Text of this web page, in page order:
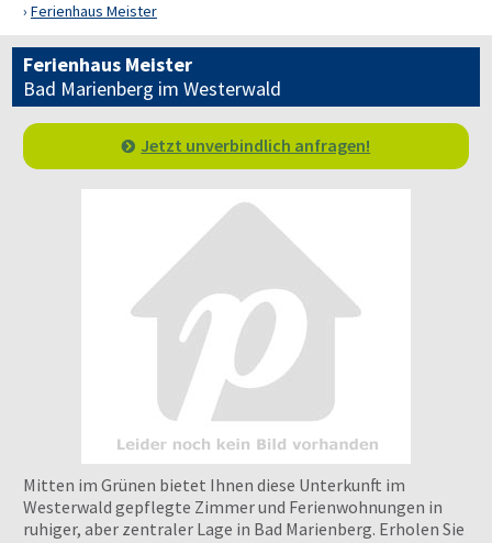
Ferienhaus Meister
Ferienhaus Meister
Bad Marienberg im Westerwald
Jetzt unverbindlich anfragen!
Mitten im Grünen bietet Ihnen diese Unterkunft im
Westerwald gepflegte Zimmer und Ferienwohnungen in
ruhiger, aber zentraler Lage in Bad Marienberg. Erholen Sie